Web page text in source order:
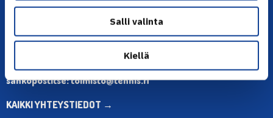
Salli valinta
Kiellä
Olympiastadion, Paavo Nurmen tie 1, 00250 Helsinki
Toimiston puhelinajat:
Muina aikoina olkaa yhteydessä
sähköpostitse: toimisto@tennis.fi
KAIKKI YHTEYSTIEDOT →